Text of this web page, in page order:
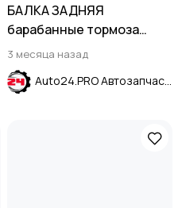
БАЛКА ЗАДНЯЯ
барабанные тормоза
HYUNDAI ELANTRA V MD
2011-2016
3 месяца назад
Auto24.PRO Автозапчасти